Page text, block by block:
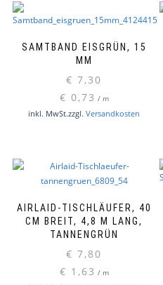
SAMTBAND EISGRÜN, 15
MM
€ 7,30
€ 0,73 / m
inkl. MwSt.zzgl. Versandkosten
AIRLAID-TISCHLÄUFER, 40
CM BREIT, 4,8 M LANG,
TANNENGRÜN
€ 7,80
€ 1,63 / m